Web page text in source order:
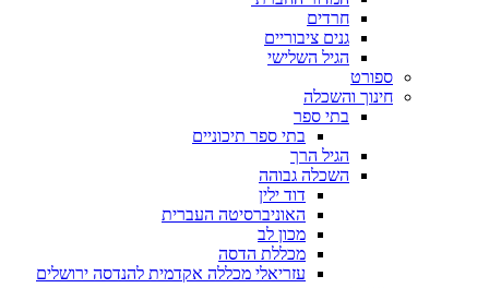
חרדים
גנים ציבוריים
הגיל השלישי
ספורט
חינוך והשכלה
בתי ספר
בתי ספר תיכוניים
הגיל הרך
השכלה גבוהה
דוד ילין
האוניברסיטה העברית
מכון לב
מכללת הדסה
עזריאלי מכללה אקדמית להנדסה ירושלים